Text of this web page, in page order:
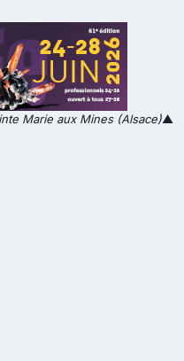
Marie aux Mines (Alsace)▲